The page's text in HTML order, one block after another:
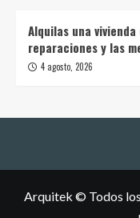
Alquilas una
reparaciones y las
4 agosto, 2026
Arquitek © Todos